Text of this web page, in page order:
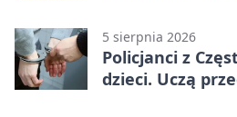
5 sierpnia 2026
Policjanci z
dzieci. Uczą